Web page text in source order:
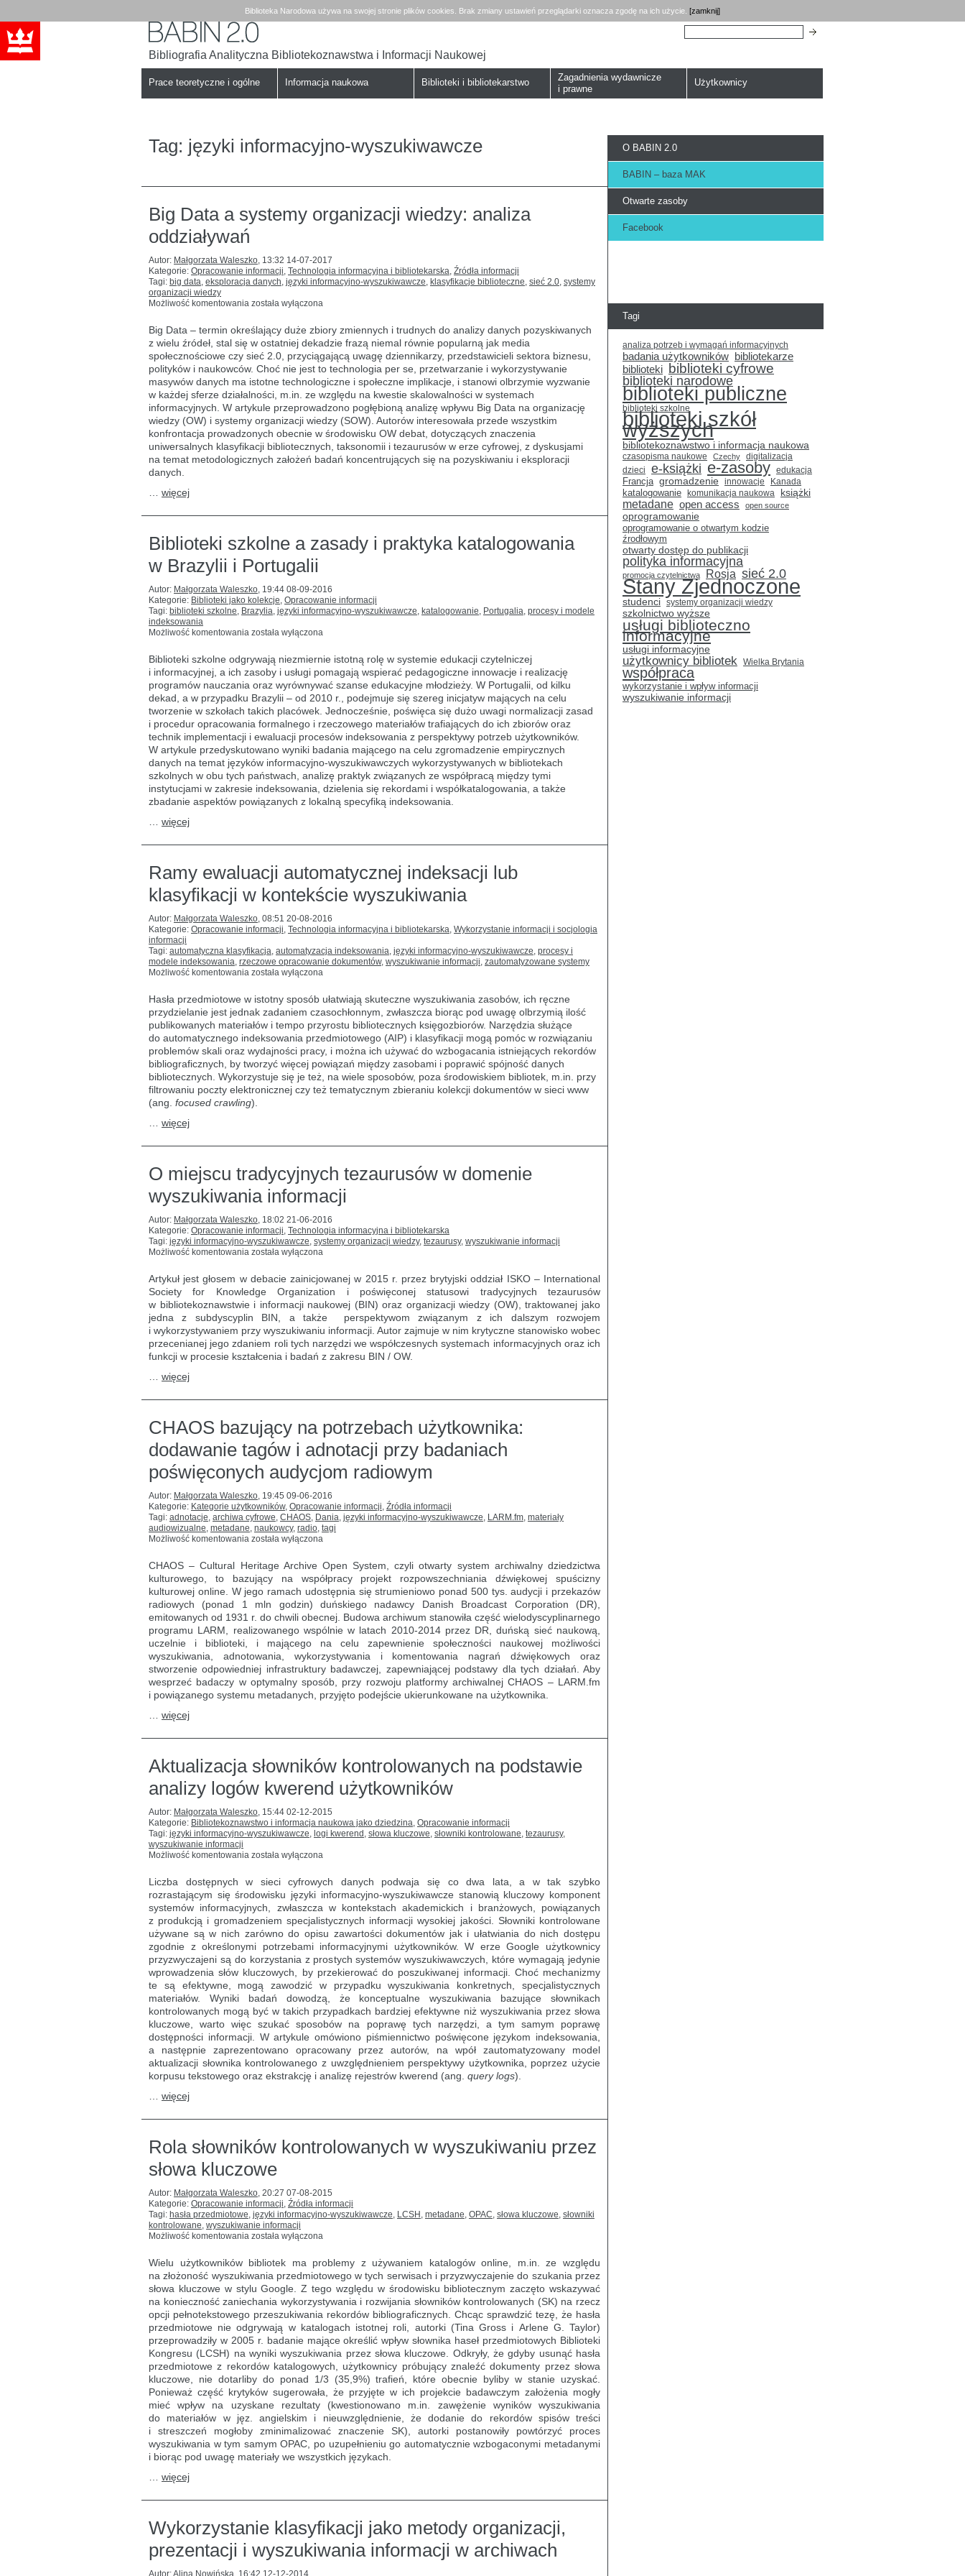
Biblioteka Narodowa używa na swojej stronie plików cookies. Brak zmiany ustawień przeglądarki oznacza zgodę na ich użycie. [zamknij]
Babin
Bibliografia Analityczna Bibliotekoznawstwa i Informacji Naukowej
Szukaj:
Prace teoretyczne i ogólne Informacja naukowa Biblioteki i bibliotekarstwo
Zagadnienia wydawnicze
i prawne
Użytkownicy
Tag: języki informacyjno-wyszukiwawcze
Big Data a systemy organizacji wiedzy: analiza
oddziaływań
Autor: Małgorzata Waleszko, 13:32 14-07-2017
Kategorie: Opracowanie informacji, Technologia informacyjna i bibliotekarska, Źródła informacji
Tagi: big data, eksploracja danych, języki informacyjno-wyszukiwawcze, klasyfikacje biblioteczne, sieć 2.0, systemy
organizacji wiedzy
Możliwość komentowania Big
a systemy
organizacji
wiedzy:
analiza
oddziaływań
została wyłączona
Big Data – termin określający duże zbiory zmiennych i trudnych do analizy danych pozyskiwanych
z wielu źródeł, stal się w ostatniej dekadzie frazą niemal równie popularną jak media
społecznościowe czy sieć 2.0, przyciągającą uwagę dziennikarzy, przedstawicieli sektora biznesu,
polityków i naukowców. Choć nie jest to technologia per se, przetwarzanie i wykorzystywanie
masywów danych ma istotne technologiczne i społeczne implikacje, i stanowi olbrzymie wyzwanie
w każdej sferze działalności, m.in. ze względu na kwestie skalowalności w systemach
informacyjnych. W artykule przeprowadzono pogłębioną analizę wpływu Big Data na organizację
wiedzy (OW) i systemy organizacji wiedzy (SOW). Autorów interesowała przede wszystkim
konfrontacja prowadzonych obecnie w środowisku OW debat, dotyczących znaczenia
uniwersalnych klasyfikacji bibliotecznych, taksonomii i tezaurusów w erze cyfrowej, z dyskusjami
na temat metodologicznych założeń badań koncentrujących się na pozyskiwaniu i eksploracji
danych.
więcej
Biblioteki szkolne a zasady i praktyka katalogowania
w Brazylii i Portugalii
Autor: Małgorzata Waleszko, 19:44 08-09-2016
Kategorie: Biblioteki jako kolekcje, Opracowanie informacji
Tagi: biblioteki szkolne, Brazylia, języki informacyjno-wyszukiwawcze, katalogowanie, Portugalia, procesy i modele
indeksowania
Możliwość komentowania Biblioteki
a zasady
i praktyka
katalogowania
w Brazylii
i Portugalii
została wyłączona
Biblioteki szkolne odgrywają niezmiernie istotną rolę w systemie edukacji czytelniczej
i informacyjnej, a ich zasoby i usługi pomagają wspierać pedagogiczne innowacje i realizację
programów nauczania oraz wyrównywać szanse edukacyjne młodzieży. W Portugalii, od kilku
dekad, a w przypadku Brazylii – od 2010 r., podejmuje się szereg inicjatyw mających na celu
tworzenie w szkołach takich placówek. Jednocześnie, poświęca się dużo uwagi normalizacji zasad
i procedur opracowania formalnego i rzeczowego materiałów trafiających do ich zbiorów oraz
technik implementacji i ewaluacji procesów indeksowania z perspektywy potrzeb użytkowników.
W artykule przedyskutowano wyniki badania mającego na celu zgromadzenie empirycznych
danych na temat języków informacyjno-wyszukiwawczych wykorzystywanych w bibliotekach
szkolnych w obu tych państwach, analizę praktyk związanych ze współpracą między tymi
instytucjami w zakresie indeksowania, dzielenia się rekordami i współkatalogowania, a także
zbadanie aspektów powiązanych z lokalną specyfiką indeksowania.
więcej
Ramy ewaluacji automatycznej indeksacji lub
klasyfikacji w kontekście wyszukiwania
Autor: Małgorzata Waleszko, 08:51 20-08-2016
Kategorie: Opracowanie informacji, Technologia informacyjna i bibliotekarska, Wykorzystanie informacji i socjologia
informacji
Tagi: automatyczna klasyfikacja, automatyzacja indeksowania, języki informacyjno-wyszukiwawcze, procesy i
modele indeksowania, rzeczowe opracowanie dokumentów, wyszukiwanie informacji, zautomatyzowane systemy
Możliwość komentowania Ramy
automatycznej
indeksacji
lub
klasyfikacji
w kontekście
wyszukiwania
została wyłączona
Hasła przedmiotowe w istotny sposób ułatwiają skuteczne wyszukiwania zasobów, ich ręczne
przydzielanie jest jednak zadaniem czasochłonnym, zwłaszcza biorąc pod uwagę olbrzymią ilość
publikowanych materiałów i tempo przyrostu bibliotecznych księgozbiorów. Narzędzia służące
do automatycznego indeksowania przedmiotowego (AIP) i klasyfikacji mogą pomóc w rozwiązaniu
problemów skali oraz wydajności pracy, i można ich używać do wzbogacania istniejących rekordów
bibliograficznych, by tworzyć więcej powiązań między zasobami i poprawić spójność danych
bibliotecznych. Wykorzystuje się je też, na wiele sposobów, poza środowiskiem bibliotek, m.in. przy
filtrowaniu poczty elektronicznej czy też tematycznym zbieraniu kolekcji dokumentów w sieci www
(ang. focused crawling).
więcej
O miejscu tradycyjnych tezaurusów w domenie
wyszukiwania informacji
Autor: Małgorzata Waleszko, 18:02 21-06-2016
Kategorie: Opracowanie informacji, Technologia informacyjna i bibliotekarska
Tagi: języki informacyjno-wyszukiwawcze, systemy organizacji wiedzy, tezaurusy, wyszukiwanie informacji
Możliwość komentowania O
tradycyjnych
tezaurusów
w domenie
wyszukiwania
informacji
została wyłączona
Artykuł jest głosem w debacie zainicjowanej w 2015 r. przez brytyjski oddział ISKO – International
Society for Knowledge Organization i poświęconej statusowi tradycyjnych tezaurusów
w bibliotekoznawstwie i informacji naukowej (BIN) oraz organizacji wiedzy (OW), traktowanej jako
jedna z subdyscyplin BIN, a także perspektywom związanym z ich dalszym rozwojem
i wykorzystywaniem przy wyszukiwaniu informacji. Autor zajmuje w nim krytyczne stanowisko wobec
przecenianej jego zdaniem roli tych narzędzi we współczesnych systemach informacyjnych oraz ich
funkcji w procesie kształcenia i badań z zakresu BIN / OW.
więcej
CHAOS bazujący na potrzebach użytkownika:
dodawanie tagów i adnotacji przy badaniach
poświęconych audycjom radiowym
Autor: Małgorzata Waleszko, 19:45 09-06-2016
Kategorie: Kategorie użytkowników, Opracowanie informacji, Źródła informacji
Tagi: adnotacje, archiwa cyfrowe, CHAOS, Dania, języki informacyjno-wyszukiwawcze, LARM.fm, materiały
audiowizualne, metadane, naukowcy, radio, tagi
Możliwość komentowania CHAOS
na potrzebach
użytkownika:
dodawanie
tagów
i adnotacji
przy
badaniach
poświęconych
audycjom
radiowym
została wyłączona
CHAOS – Cultural Heritage Archive Open System, czyli otwarty system archiwalny dziedzictwa
kulturowego, to bazujący na współpracy projekt rozpowszechniania dźwiękowej spuścizny
kulturowej online. W jego ramach udostępnia się strumieniowo ponad 500 tys. audycji i przekazów
radiowych (ponad 1 mln godzin) duńskiego nadawcy Danish Broadcast Corporation (DR),
emitowanych od 1931 r. do chwili obecnej. Budowa archiwum stanowiła część wielodyscyplinarnego
programu LARM, realizowanego wspólnie w latach 2010-2014 przez DR, duńską sieć naukową,
uczelnie i biblioteki, i mającego na celu zapewnienie społeczności naukowej możliwości
wyszukiwania, adnotowania, wykorzystywania i komentowania nagrań dźwiękowych oraz
stworzenie odpowiedniej infrastruktury badawczej, zapewniającej podstawy dla tych działań. Aby
wesprzeć badaczy w optymalny sposób, przy rozwoju platformy archiwalnej CHAOS – LARM.fm
i powiązanego systemu metadanych, przyjęto podejście ukierunkowane na użytkownika.
więcej
Aktualizacja słowników kontrolowanych na podstawie
analizy logów kwerend użytkowników
Autor: Małgorzata Waleszko, 15:44 02-12-2015
Kategorie: Bibliotekoznawstwo i informacja naukowa jako dziedzina, Opracowanie informacji
Tagi: języki informacyjno-wyszukiwawcze, logi kwerend , słowa kluczowe, słowniki kontrolowane, tezaurusy,
wyszukiwanie informacji
Możliwość komentowania Aktualizacja
kontrolowanych
na podstawie
analizy
logów
kwerend
użytkowników
została wyłączona
Liczba dostępnych w sieci cyfrowych danych podwaja się co dwa lata, a w tak szybko
rozrastającym się środowisku języki informacyjno-wyszukiwawcze stanowią kluczowy komponent
systemów informacyjnych, zwłaszcza w kontekstach akademickich i branżowych, powiązanych
z produkcją i gromadzeniem specjalistycznych informacji wysokiej jakości. Słowniki kontrolowane
używane są w nich zarówno do opisu zawartości dokumentów jak i ułatwiania do nich dostępu
zgodnie z określonymi potrzebami informacyjnymi użytkowników. W erze Google użytkownicy
przyzwyczajeni są do korzystania z prostych systemów wyszukiwawczych, które wymagają jedynie
wprowadzenia słów kluczowych, by przekierować do poszukiwanej informacji. Choć mechanizmy
te są efektywne, mogą zawodzić w przypadku wyszukiwania konkretnych, specjalistycznych
materiałów. Wyniki badań dowodzą, że konceptualne wyszukiwania bazujące słownikach
kontrolowanych mogą być w takich przypadkach bardziej efektywne niż wyszukiwania przez słowa
kluczowe, warto więc szukać sposobów na poprawę tych narzędzi, a tym samym poprawę
dostępności informacji. W artykule omówiono piśmiennictwo poświęcone językom indeksowania,
a następnie zaprezentowano opracowany przez autorów, na wpół zautomatyzowany model
aktualizacji słownika kontrolowanego z uwzględnieniem perspektywy użytkownika, poprzez użycie
korpusu tekstowego oraz ekstrakcję i analizę rejestrów kwerend (ang. query logs).
więcej
Rola słowników kontrolowanych w wyszukiwaniu przez
słowa kluczowe
Autor: Małgorzata Waleszko, 20:27 07-08-2015
Kategorie: Opracowanie informacji, Źródła informacji
Tagi: hasła przedmiotowe, języki informacyjno-wyszukiwawcze, LCSH , metadane, OPAC, słowa kluczowe, słowniki
kontrolowane, wyszukiwanie informacji
Możliwość komentowania Rola
kontrolowanych
w wyszukiwaniu
przez
słowa
kluczowe
została wyłączona
Wielu użytkowników bibliotek ma problemy z używaniem katalogów online, m.in. ze względu
na złożoność wyszukiwania przedmiotowego w tych serwisach i przyzwyczajenie do szukania przez
słowa kluczowe w stylu Google. Z tego względu w środowisku bibliotecznym zaczęto wskazywać
na konieczność zaniechania wykorzystywania i rozwijania słowników kontrolowanych (SK) na rzecz
opcji pełnotekstowego przeszukiwania rekordów bibliograficznych. Chcąc sprawdzić tezę, że hasła
przedmiotowe nie odgrywają w katalogach istotnej roli, autorki (Tina Gross i Arlene G. Taylor)
przeprowadziły w 2005 r. badanie mające określić wpływ słownika haseł przedmiotowych Biblioteki
Kongresu (LCSH) na wyniki wyszukiwania przez słowa kluczowe. Odkryły, że gdyby usunąć hasła
przedmiotowe z rekordów katalogowych, użytkownicy próbujący znaleźć dokumenty przez słowa
kluczowe, nie dotarliby do ponad 1/3 (35,9%) trafień, które obecnie byliby w stanie uzyskać.
Ponieważ część krytyków sugerowała, że przyjęte w ich projekcie badawczym założenia mogły
mieć wpływ na uzyskane rezultaty (kwestionowano m.in. zawężenie wyników wyszukiwania
do materiałów w jęz. angielskim i nieuwzględnienie, że dodanie do rekordów spisów treści
i streszczeń mogłoby zminimalizować znaczenie SK), autorki postanowiły powtórzyć proces
wyszukiwania w tym samym OPAC, po uzupełnieniu go automatycznie wzbogaconymi metadanymi
i biorąc pod uwagę materiały we wszystkich językach.
więcej
Wykorzystanie klasyfikacji jako metody organizacji,
prezentacji i wyszukiwania informacji w archiwach
Autor:Alina Nowińska 16:42 12-12-2014
O BABIN 2.0
BABIN – baza MAK
Otwarte zasoby
Facebook
Tagi
analiza potrzeb i wymagań informacyjnych
badania użytkowników bibliotekarze
biblioteki biblioteki cyfrowe
biblioteki narodowe
biblioteki publiczne
biblioteki szkolne
biblioteki szkół
wyższych
bibliotekoznawstwo i informacja naukowa
czasopisma naukowe Czechy digitalizacja
dzieci e-książki e-zasoby edukacja
Francja gromadzenie innowacje
Kanada
katalogowanie
komunikacja naukowa książki
metadane open access open source
oprogramowanie
oprogramowanie o otwartym kodzie
źrodłowym
otwarty dostęp do publikacji
polityka informacyjna
promocja czytelnictwa Rosja sieć 2.0
Stany Zjednoczone
studenci systemy organizacji wiedzy
szkolnictwo wyższe
usługi biblioteczno
informacyjne
usługi informacyjne
użytkownicy bibliotek Wielka Brytania
współpraca
wykorzystanie i wpływ informacji
wyszukiwanie informacji